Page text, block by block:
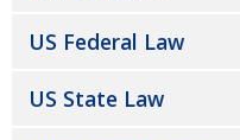
US Federal Law
US State Law